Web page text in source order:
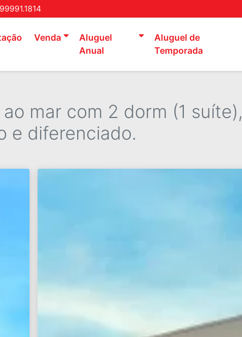
Venda
Aluguel
Anual
Aluguel de
Temporada
mar com 2 dorm (1 suíte),
e diferenciado.